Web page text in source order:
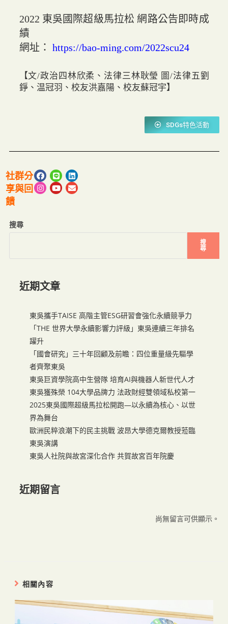
2022 東吳國際超級馬拉松 網路公告即時成
績
網址： https://bao-ming.com/2022scu24
【文/政治四林欣柔、法律三林耿瑩 圖/法律五劉
錚、温冠羽、校友洪嘉陽、校友蘇冠宇】
SDGs特色活動
社群分
享與回
饋
搜尋
搜
尋
近期文章
東吳攜手TAISE 高階主管ESG研習會強化永續競爭力
「THE 世界大學永續影響力評級」東吳連續三年排名
躍升
「國會研究」三十年回顧及前瞻：四位重量級先驅學
者齊聚東吳
東吳巨資學院高中生營隊 培育AI與機器人新世代人才
東吳獲殊榮 104大學品牌力 法政財經雙領域私校第一
2025東吳國際超級馬拉松開跑—以永續為核心、以世
界為舞台
歐洲民粹浪潮下的民主挑戰 波昂大學德克爾教授蒞臨
東吳演講
東吳人社院與故宮深化合作 共賀故宮百年院慶
近期留言
尚無留言可供顯示。
相關內容